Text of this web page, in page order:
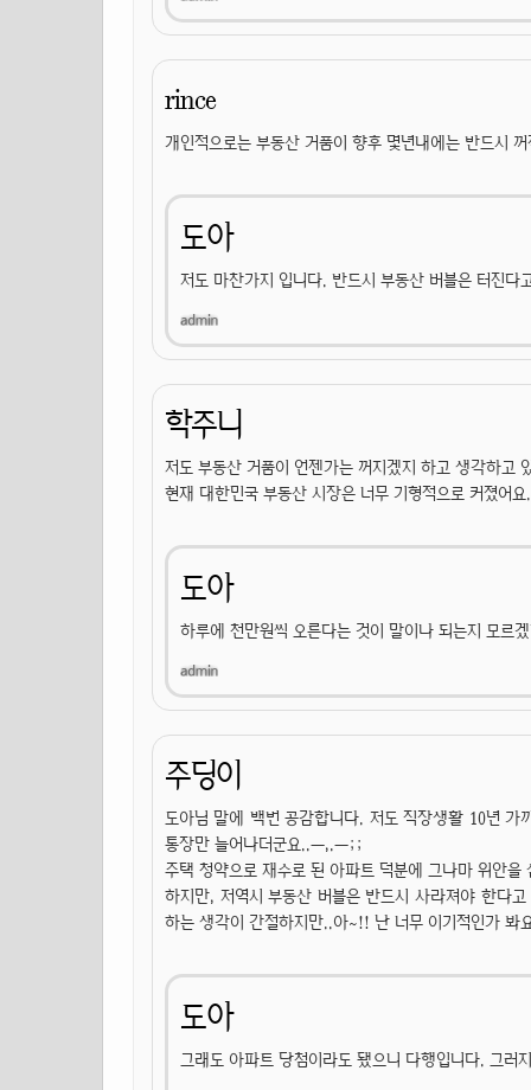
rince
개인적으로는 부동산 거품이 향후 몇년내에는 반드시
도아
저도 마찬가지 입니다. 반드시 부동산 버블은 터진다
학주니
저도 부동산 거품이 언젠가는 꺼지겠지 하고 생각하고
현재 대한민국 부동산 시장은 너무 기형적으로 커졌어요.
도아
하루에 천만원씩 오른다는 것이 말이나 되는지 모르
주딩이
도아님 말에 백번 공감합니다. 저도 직장생활 10년 가
통장만 늘어나더군요..ㅡ,.ㅡ;;
주택 청약으로 재수로 된 아파트 덕분에 그나마 위안
하지만, 저역시 부동산 버블은 반드시 사라져야 한다
하는 생각이 간절하지만..아~!! 난 너무 이기적인가
도아
그래도 아파트 당첨이라도 됐으니 다행입니다. 그러